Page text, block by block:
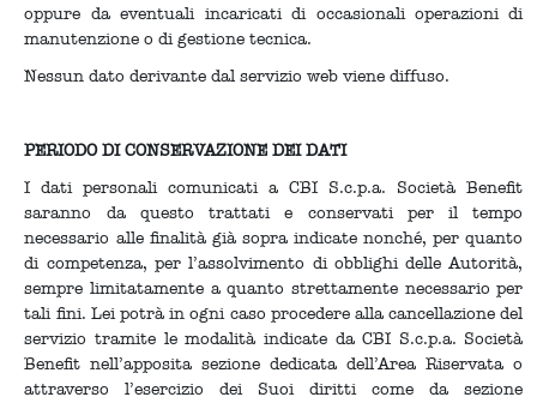
oppure da eventuali incaricati di occasionali operazioni di
manutenzione o di gestione tecnica.
Nessun dato derivante dal servizio web viene diffuso.
PERIODO DI CONSERVAZIONE DEI DATI
I dati personali comunicati a CBI S.c.p.a. Società Benefit
saranno da questo trattati e conservati per il tempo
necessario alle finalità già sopra indicate nonché, per quanto
di competenza, per l’assolvimento di obblighi delle Autorità,
sempre limitatamente a quanto strettamente necessario per
tali fini. Lei potrà in ogni caso procedere alla cancellazione del
servizio tramite le modalità indicate da CBI S.c.p.a. Società
Benefit nell’apposita sezione dedicata dell’Area Riservata o
attraverso l’esercizio dei Suoi diritti come da sezione